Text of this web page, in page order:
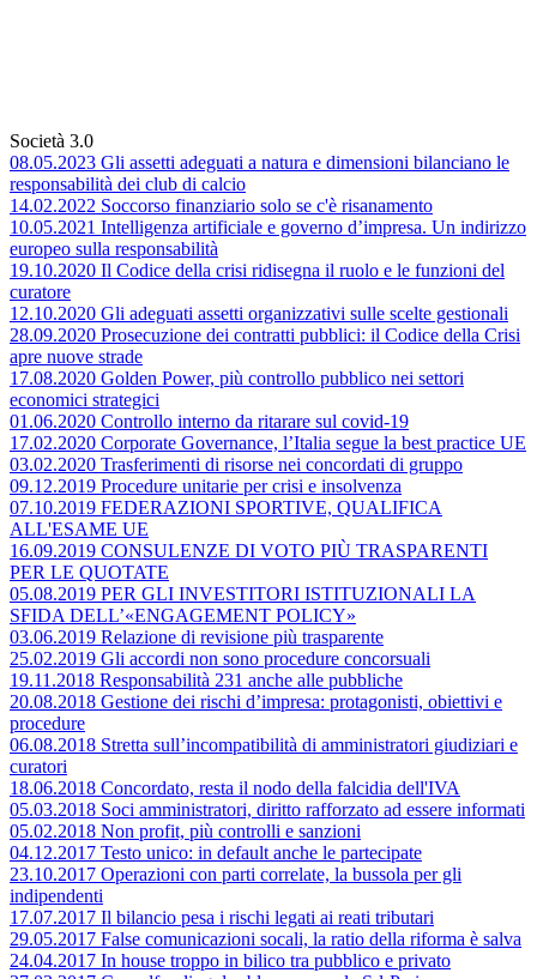
Società 3.0
08.05.2023 Gli assetti adeguati a natura e dimensioni bilanciano le
responsabilità dei club di calcio
14.02.2022 Soccorso finanziario solo se c'è risanamento
10.05.2021 Intelligenza artificiale e governo d’impresa. Un indirizzo
europeo sulla responsabilità
19.10.2020 Il Codice della crisi ridisegna il ruolo e le funzioni del
curatore
12.10.2020 Gli adeguati assetti organizzativi sulle scelte gestionali
28.09.2020 Prosecuzione dei contratti pubblici: il Codice della Crisi
apre nuove strade
17.08.2020 Golden Power, più controllo pubblico nei settori
economici strategici
01.06.2020 Controllo interno da ritarare sul covid-19
17.02.2020 Corporate Governance, l’Italia segue la best practice UE
03.02.2020 Trasferimenti di risorse nei concordati di gruppo
09.12.2019 Procedure unitarie per crisi e insolvenza
07.10.2019 FEDERAZIONI SPORTIVE, QUALIFICA
ALL'ESAME UE
16.09.2019 CONSULENZE DI VOTO PIÙ TRASPARENTI
PER LE QUOTATE
05.08.2019 PER GLI INVESTITORI ISTITUZIONALI LA
SFIDA DELL’«ENGAGEMENT POLICY»
03.06.2019 Relazione di revisione più trasparente
25.02.2019 Gli accordi non sono procedure concorsuali
19.11.2018 Responsabilità 231 anche alle pubbliche
20.08.2018 Gestione dei rischi d’impresa: protagonisti, obiettivi e
procedure
06.08.2018 Stretta sull’incompatibilità di amministratori giudiziari e
curatori
18.06.2018 Concordato, resta il nodo della falcidia dell'IVA
05.03.2018 Soci amministratori, diritto rafforzato ad essere informati
05.02.2018 Non profit, più controlli e sanzioni
04.12.2017 Testo unico: in default anche le partecipate
23.10.2017 Operazioni con parti correlate, la bussola per gli
indipendenti
17.07.2017 Il bilancio pesa i rischi legati ai reati tributari
29.05.2017 False comunicazioni socali, la ratio della riforma è salva
24.04.2017 In house troppo in bilico tra pubblico e privato